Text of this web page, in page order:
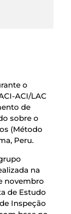
o
ACI/LAC
de
sobre o
(Método
Peru.
na
novembro
de Estudo
Inspeção